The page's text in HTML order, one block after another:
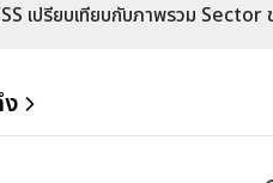
เปรียบเทียบกับภาพรวม